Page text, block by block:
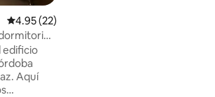
Calificación promedio: 4.95 de 5, 22 reseñas
4.95 (22)
edificio
Aquí